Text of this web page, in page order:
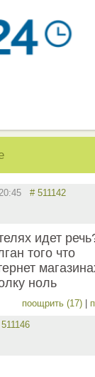
# 511142
идет
того что
ноль
поощрить (17)